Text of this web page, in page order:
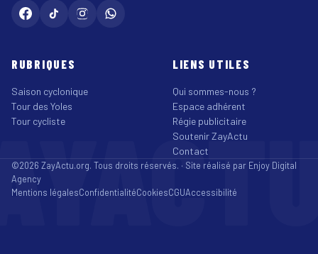
RUBRIQUES
Saison cyclonique
Tour des Yoles
Tour cycliste
LIENS UTILES
Qui sommes-nous ?
Espace adhérent
Régie publicitaire
Soutenir ZayActu
Contact
©2026 ZayActu.org. Tous droits réservés. · Site réalisé par Enjoy Digital
Agency
Mentions légalesConfidentialitéCookiesCGUAccessibilité